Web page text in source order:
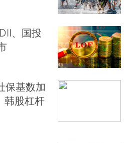
、国投
保基数加
韩股杠杆